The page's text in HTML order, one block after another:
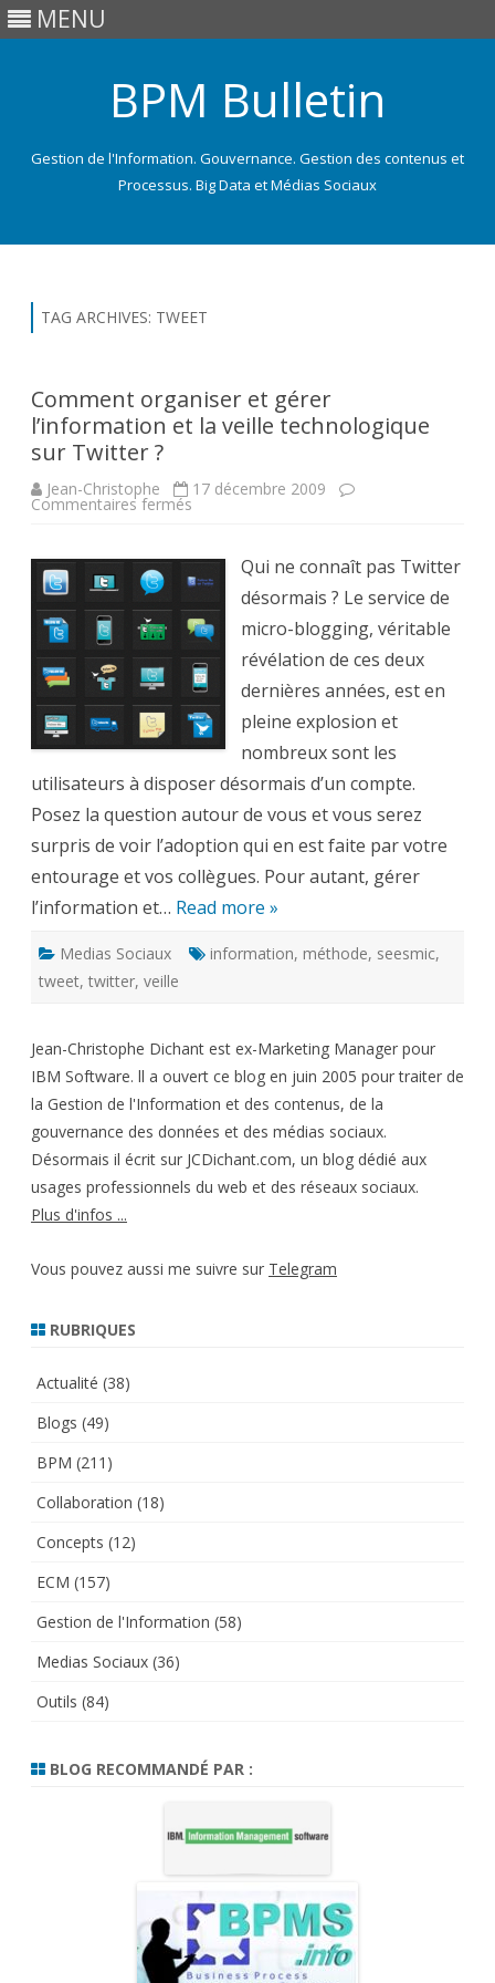
MENU
BPM Bulletin
Gestion de l'Information. Gouvernance. Gestion des contenus et
Processus. Big Data et Médias Sociaux
TAG ARCHIVES: TWEET
Comment organiser et gérer
l’information et la veille technologique
sur Twitter ?
Jean-Christophe 17 décembre 2009
Commentaires fermés
gérer
l’information
la
veille
technologique
sur
Twitter
?
Qui ne connaît pas Twitter
désormais ? Le service de
micro-blogging, véritable
révélation de ces deux
dernières années, est en
pleine explosion et
nombreux sont les
utilisateurs à disposer désormais d’un compte.
Posez la question autour de vous et vous serez
surpris de voir l’adoption qui en est faite par votre
entourage et vos collègues. Pour autant, gérer
l’information et… Read more »
Medias Sociaux information, méthode, seesmic,
tweet, twitter, veille
Jean-Christophe Dichant est ex-Marketing Manager pour
IBM Software. ll a ouvert ce blog en juin 2005 pour traiter de
la Gestion de l'Information et des contenus, de la
gouvernance des données et des médias sociaux.
Désormais il écrit sur JCDichant.com, un blog dédié aux
usages professionnels du web et des réseaux sociaux.
Plus d'infos ...
Vous pouvez aussi me suivre sur Telegram
RUBRIQUES
Actualité (38)
Blogs (49)
BPM (211)
Collaboration (18)
Concepts (12)
ECM (157)
Gestion de l'Information (58)
Medias Sociaux (36)
Outils (84)
BLOG RECOMMANDÉ PAR :